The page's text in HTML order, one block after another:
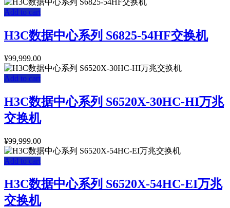
Add to cart
H3C数据中心系列 S6825-54HF交换机
¥99,999.00
Add to cart
H3C数据中心系列 S6520X-30HC-HI万兆
交换机
¥99,999.00
Add to cart
H3C数据中心系列 S6520X-54HC-EI万兆
交换机